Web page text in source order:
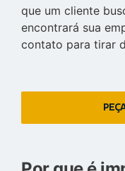
que um cliente
encontrará sua
contato para tirar